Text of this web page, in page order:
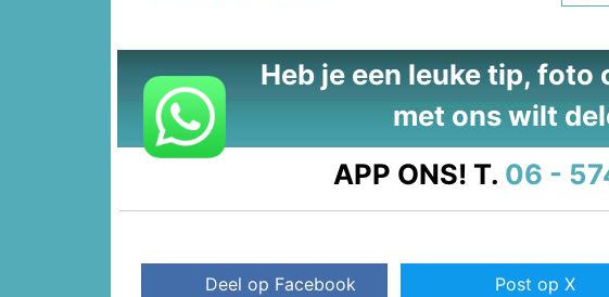
Heb je een leuke tip, foto
met ons wilt
APP ONS! T. 06 -
Deel op Facebook Post op X